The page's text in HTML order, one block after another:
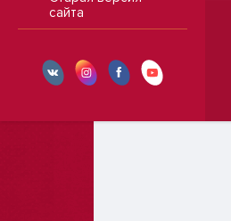
сайта